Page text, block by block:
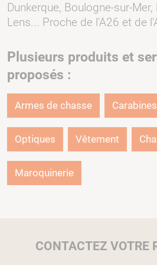
Dunkerque, Boulogne-sur-Mer,
Lens... Proche de l'A26 et de
Plusieurs produits et
proposés :
Armes de chasse Carabines
Optiques Vêtement
Maroquinerie
CONTACTEZ VOTRE